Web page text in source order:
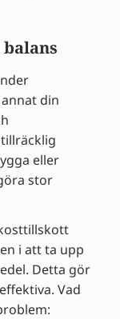
din
eller
stor
i att ta upp
Detta gör
Vad